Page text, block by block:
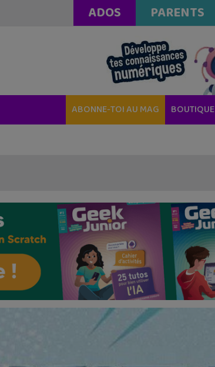
ADOS PARENTS
ABONNE-TOI AU MAG BOUTIQUE